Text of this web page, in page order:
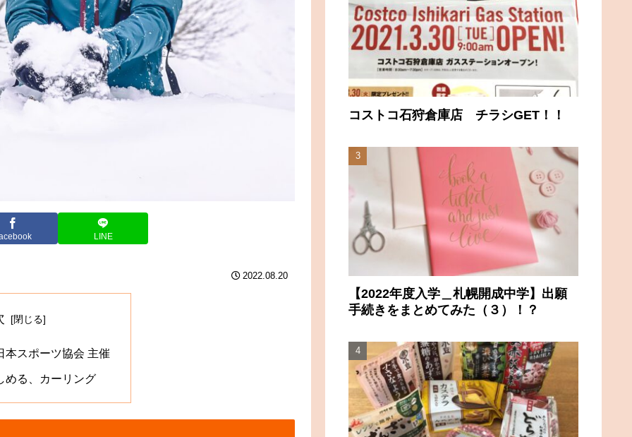
LINE
2022.08.20
本スポーツ協会 主催
める、カーリング
コストコ石狩倉庫店 チラシGET！！
【2022年度入学＿札幌開成中学】出願
手続きをまとめてみた（３）！？